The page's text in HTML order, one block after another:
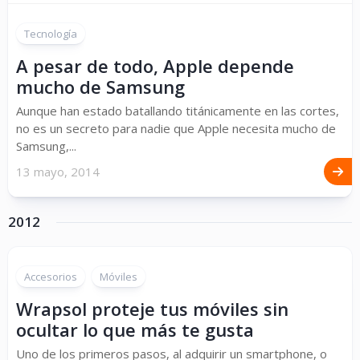
Tecnología
A pesar de todo, Apple depende
mucho de Samsung
Aunque han estado batallando titánicamente en las cortes,
no es un secreto para nadie que Apple necesita mucho de
Samsung,...
13 mayo, 2014
2012
Accesorios Móviles
Wrapsol proteje tus móviles sin
ocultar lo que más te gusta
Uno de los primeros pasos, al adquirir un smartphone, o